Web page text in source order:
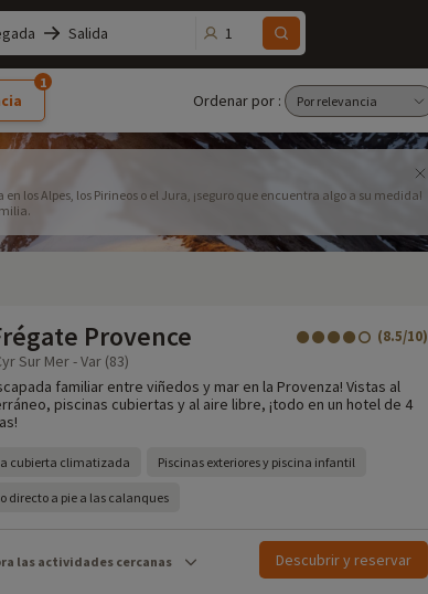
Salida 1
1
Ordenar por :
los Alpes, los Pirineos o el Jura, ¡seguro que encuentra algo a su medida!
Provence (8.5/10)
Sur Mer - Var (83)
familiar entre viñedos y mar en la Provenza! Vistas al
piscinas cubiertas y al aire libre, ¡todo en un hotel de 4
cubierta climatizada Piscinas exteriores y piscina infantil
directo a pie a las calanques
las actividades cercanas Descubrir y reservar